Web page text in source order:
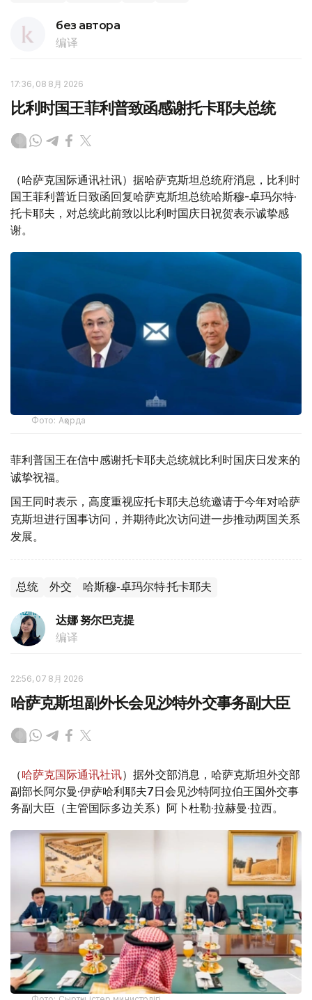
без автора
编译
17:36, 08 8月 2026
比利时国王菲利普致函感谢托卡耶夫总统
（哈萨克国际通讯社讯）据哈萨克斯坦总统府消息，比利时
国王菲利普近日致函回复哈萨克斯坦总统哈斯穆-卓玛尔特·
托卡耶夫，对总统此前致以比利时国庆日祝贺表示诚挚感
谢。
Фото: Ақорда
菲利普国王在信中感谢托卡耶夫总统就比利时国庆日发来的
诚挚祝福。
国王同时表示，高度重视应托卡耶夫总统邀请于今年对哈萨
克斯坦进行国事访问，并期待此次访问进一步推动两国关系
发展。
总统 外交 哈斯穆-卓玛尔特·托卡耶夫
达娜 努尔巴克提
编译
22:56, 07 8月 2026
哈萨克斯坦副外长会见沙特外交事务副大臣
（哈萨克国际通讯社讯）据外交部消息，哈萨克斯坦外交部
副部长阿尔曼·伊萨哈利耶夫7日会见沙特阿拉伯王国外交事
务副大臣（主管国际多边关系）阿卜杜勒·拉赫曼·拉西。